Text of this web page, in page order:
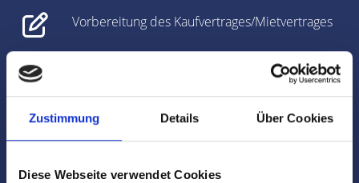
Zustimmung Details Über Cookies
Diese Webseite verwendet Cookies
Vorbereitung des Kaufvertrages/Mietvertrages
Vorbereitung und Koordinierung des
Marktdaten
Besichtigungen